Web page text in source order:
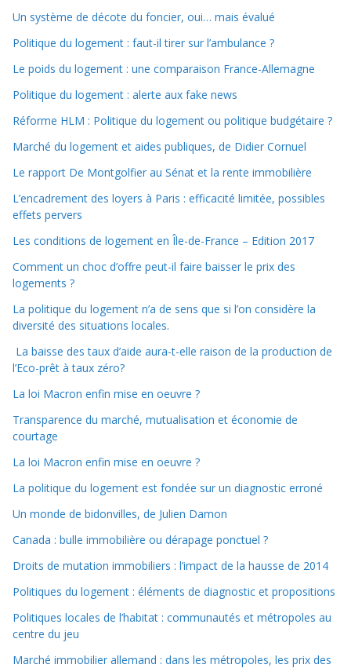
Un système de décote du foncier, oui… mais évalué
Politique du logement : faut-il tirer sur l’ambulance ?
Le poids du logement : une comparaison France-Allemagne
Politique du logement : alerte aux fake news
Réforme HLM : Politique du logement ou politique budgétaire ?
Marché du logement et aides publiques, de Didier Cornuel
Le rapport De Montgolfier au Sénat et la rente immobilière
L’encadrement des loyers à Paris : efficacité limitée, possibles
effets pervers
Les conditions de logement en Île-de-France – Edition 2017
Comment un choc d’offre peut-il faire baisser le prix des
logements ?
La politique du logement n’a de sens que si l’on considère la
diversité des situations locales.
La baisse des taux d’aide aura-t-elle raison de la production de
l’Eco-prêt à taux zéro?
La loi Macron enfin mise en oeuvre ?
Transparence du marché, mutualisation et économie de
courtage
La loi Macron enfin mise en oeuvre ?
La politique du logement est fondée sur un diagnostic erroné
Un monde de bidonvilles, de Julien Damon
Canada : bulle immobilière ou dérapage ponctuel ?
Droits de mutation immobiliers : l’impact de la hausse de 2014
Politiques du logement : éléments de diagnostic et propositions
Politiques locales de l’habitat : communautés et métropoles au
centre du jeu
Marché immobilier allemand : dans les métropoles, les prix des